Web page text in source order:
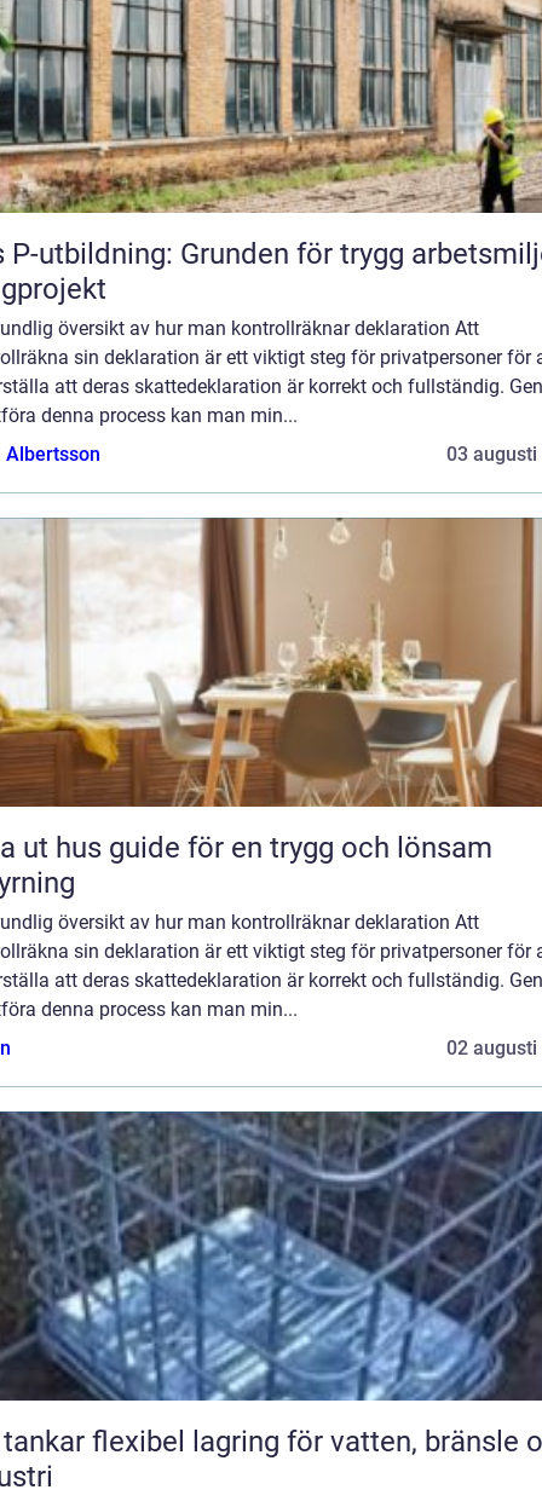
P-utbildning: Grunden för trygg
översikt av hur man kontrollräknar deklaration Att
sin deklaration är ett viktigt steg för privatpersoner för
att deras skattedeklaration är korrekt och fullständig.
denna process kan man min...
Albertsson
03 augusti
för en trygg och lönsam
översikt av hur man kontrollräknar deklaration Att
sin deklaration är ett viktigt steg för privatpersoner för
att deras skattedeklaration är korrekt och fullständig.
denna process kan man min...
02 augusti
för vatten, bränsle och